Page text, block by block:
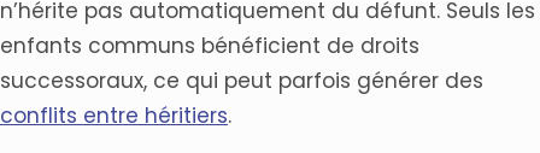
n’hérite pas automatiquement du défunt. Seuls les
enfants communs bénéficient de droits
successoraux, ce qui peut parfois générer des
conflits entre héritiers.